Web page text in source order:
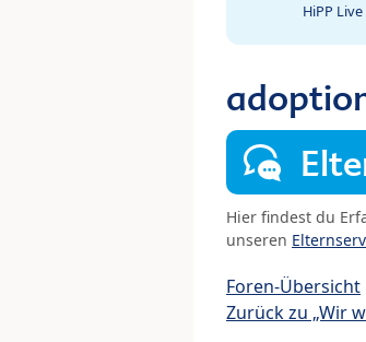
HiPP
Hier findest du
unseren
Foren-Übersicht
Zurück zu „Wir